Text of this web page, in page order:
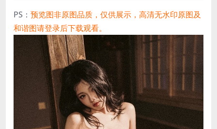
PS： 预览图非原图品质，仅供展示，高清无水印原图及
和谐图请登录后下载观看。